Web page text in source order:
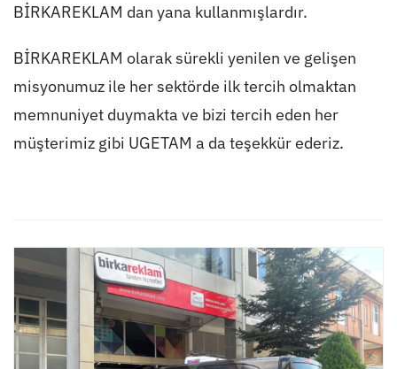
BİRKAREKLAM dan yana kullanmışlardır.
BİRKAREKLAM olarak sürekli yenilen ve gelişen
misyonumuz ile her sektörde ilk tercih olmaktan
memnuniyet duymakta ve bizi tercih eden her
müşterimiz gibi UGETAM a da teşekkür ederiz.